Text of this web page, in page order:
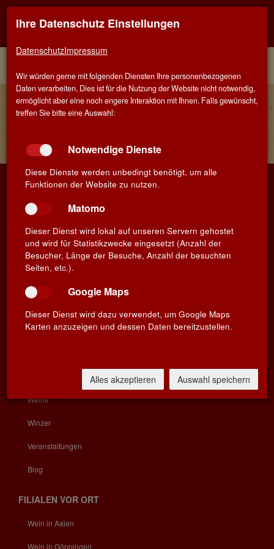
Veranstaltungen
WEIN-MUSKETIER
Öffnungszeiten
Impressum
Datenschutz
Widerrufsbelehrung
Home
Weine
Winzer
Veranstaltungen
Blog
FILIALEN VOR ORT
Wein in Aalen
Wein in Göppingen
Ihre Datenschutz Einstellungen
DatenschutzImpressum
Wir würden gerne mit folgenden Diensten Ihre personenbezogenen
Daten verarbeiten. Dies ist für die Nutzung der Website nicht notwendig,
ermöglicht aber eine noch engere Interaktion mit Ihnen. Falls gewünscht,
treffen Sie bitte eine Auswahl:
Notwendige Dienste
Diese Dienste werden unbedingt benötigt, um alle
Funktionen der Website zu nutzen.
Matomo
Dieser Dienst wird lokal auf unseren Servern gehostet
und wird für Statistikzwecke eingesetzt (Anzahl der
Besucher, Länge der Besuche, Anzahl der besuchten
Seiten, etc.).
Google Maps
Dieser Dienst wird dazu verwendet, um Google Maps
Karten anzuzeigen und dessen Daten bereitzustellen.
Alles akzeptieren Auswahl speichern